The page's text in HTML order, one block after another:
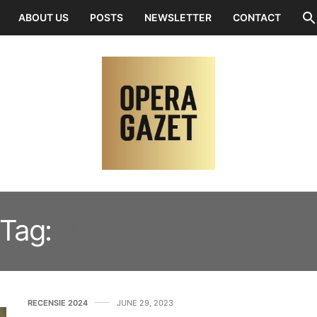
ABOUT US POSTS NEWSLETTER CONTACT
RECENSIE 2024 JUNE 29, 2023